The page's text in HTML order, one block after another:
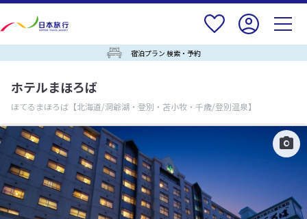
宿泊プラン 検索・予約
ホテルまほろば
ほてるまほろば 【北海道/洞爺湖・登別・苫小牧・千歳/登別温泉】